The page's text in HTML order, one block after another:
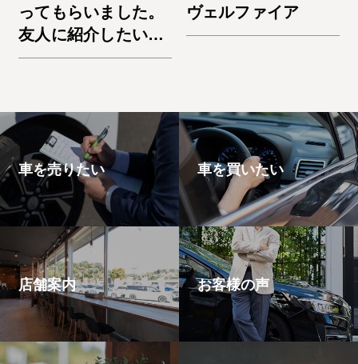
ってもらいました。
友人に紹介したいと
思います。エスケー
ヴェルファイア
車を売りたい 車を買いたい
店舗案内 お客様の声